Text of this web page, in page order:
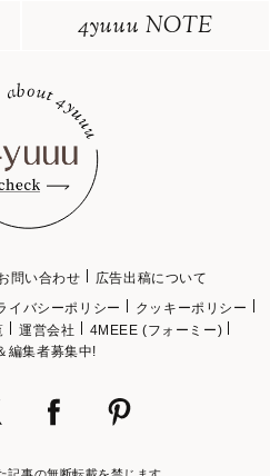
4yuuu NOTE
問い合わせ
広告出稿について
イバシーポリシー
クッキーポリシー
運営会社
4MEEE (フォーミー)
編集者募集中!